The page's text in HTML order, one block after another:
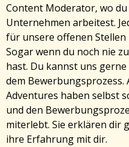
Content Moderator, wo
Unternehmen arbeitest.
für unsere offenen Stellen
Sogar wenn du noch nie
hast. Du kannst uns
dem Bewerbungsprozess.
Adventures haben selbst
und den
miterlebt. Sie erklären dir
ihre Erfahrung mit dir.